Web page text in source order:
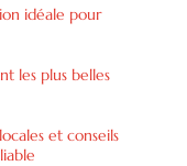
idéale pour
les plus belles
et conseils